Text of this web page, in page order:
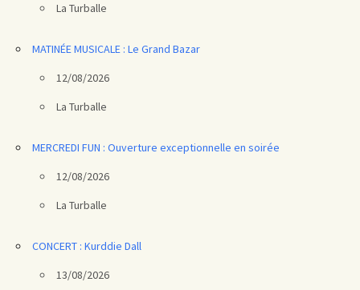
La Turballe
MATINÉE MUSICALE : Le Grand Bazar
12/08/2026
La Turballe
MERCREDI FUN : Ouverture exceptionnelle en soirée
12/08/2026
La Turballe
CONCERT : Kurddie Dall
13/08/2026